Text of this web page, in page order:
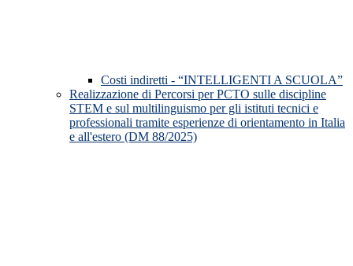
Costi indiretti - “INTELLIGENTI A SCUOLA”
Realizzazione di Percorsi per PCTO sulle discipline
STEM e sul multilinguismo per gli istituti tecnici e
professionali tramite esperienze di orientamento in Italia
e all'estero (DM 88/2025)